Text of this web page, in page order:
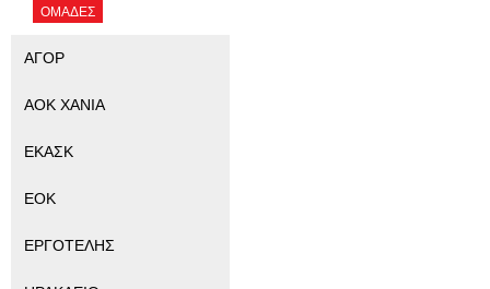
ΟΜΑΔΕΣ
ΑΓΟΡ
ΑΟΚ ΧΑΝΙΑ
ΕΚΑΣΚ
ΕΟΚ
ΕΡΓΟΤΕΛΗΣ